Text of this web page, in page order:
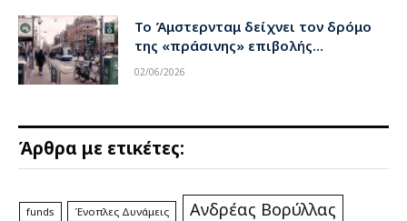
Το Άμστερνταμ δείχνει τον δρόμο
της «πράσινης» επιβολής…
02/06/2026
Άρθρα με ετικέτες:
funds Ένοπλες Δυνάμεις Ανδρέας Βορύλλας